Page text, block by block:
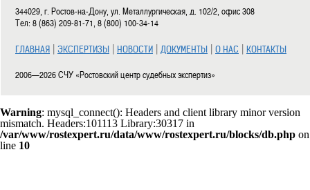
344029, г. Ростов-на-Дону, ул. Металлургическая, д. 102/2, офис 308
Тел: 8 (863) 209-81-71, 8 (800) 100-34-14
ГЛАВНАЯ | ЭКСПЕРТИЗЫ | НОВОСТИ | ДОКУМЕНТЫ | О НАС | КОНТАКТЫ
2006—2026 СЧУ «Ростовский центр судебных экспертиз»
Warning: mysql_connect(): Headers and client library minor version
mismatch. Headers:101113 Library:30317 in
/var/www/rostexpert.ru/data/www/rostexpert.ru/blocks/db.php on
line 10